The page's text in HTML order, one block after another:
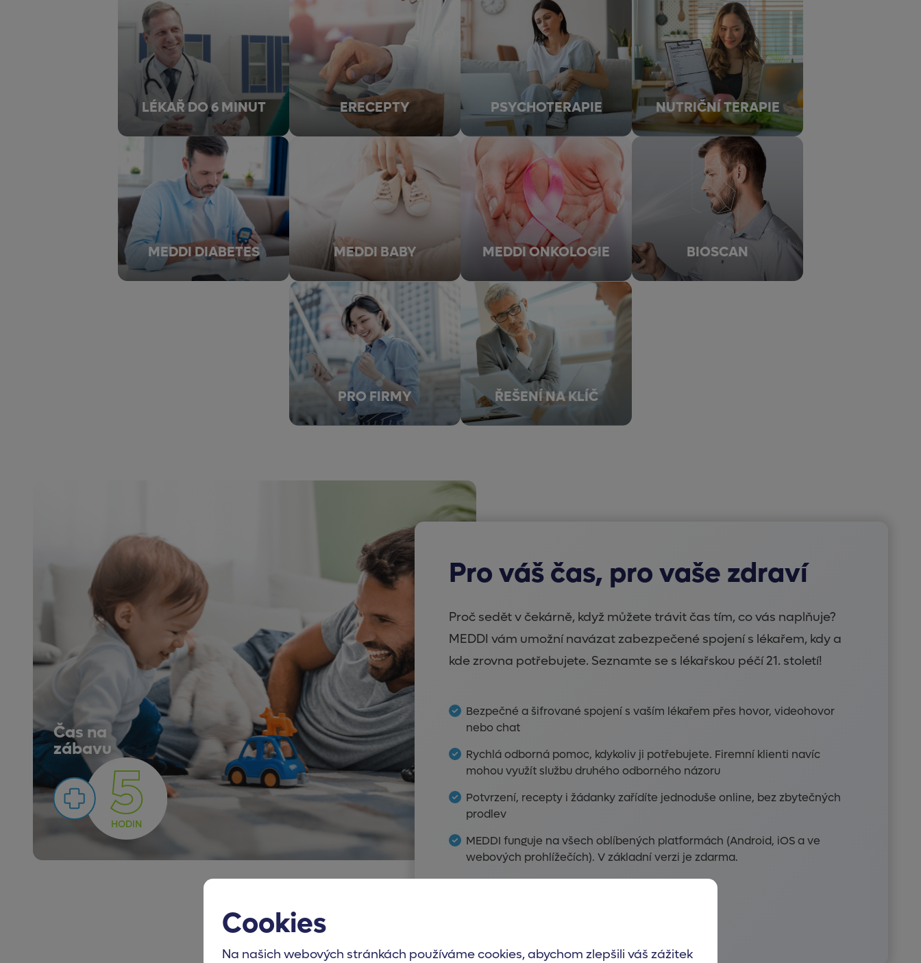
LÉKAŘ DO 6 MINUT ERECEPTY PSYCHOTERAPIE NUTRIČNÍ TERAPIE
MEDDI DIABETES MEDDI BABY MEDDI ONKOLOGIE BIOSCAN
PRO FIRMY ŘEŠENÍ NA KLÍČ
Čas na
zábavu
5
HODIN
Pro váš čas, pro vaše zdraví
Proč sedět v čekárně, když můžete trávit čas tím, co vás naplňuje?
MEDDI vám umožní navázat zabezpečené spojení s lékařem, kdy a
kde zrovna potřebujete. Seznamte se s lékařskou péčí 21. století!
Bezpečné a šifrované spojení s vaším lékařem přes hovor, videohovor
nebo chat
Rychlá odborná pomoc, kdykoliv ji potřebujete. Firemní klienti navíc
mohou využít službu druhého odborného názoru
Potvrzení, recepty i žádanky zařídíte jednoduše online, bez zbytečných
prodlev
MEDDI funguje na všech oblíbených platformách (Android, iOS a ve
webových prohlížečích). V základní verzi je zdarma.
Cookies
Na našich webových stránkách používáme cookies, abychom zlepšili váš zážitek